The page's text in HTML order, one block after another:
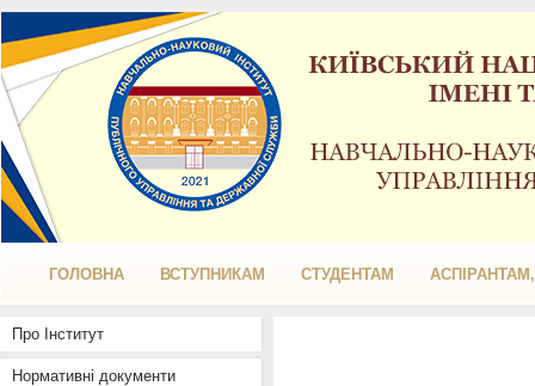
ГОЛОВНА ВСТУПНИКАМ СТУДЕНТАМ
Про Інститут
Нормативні документи